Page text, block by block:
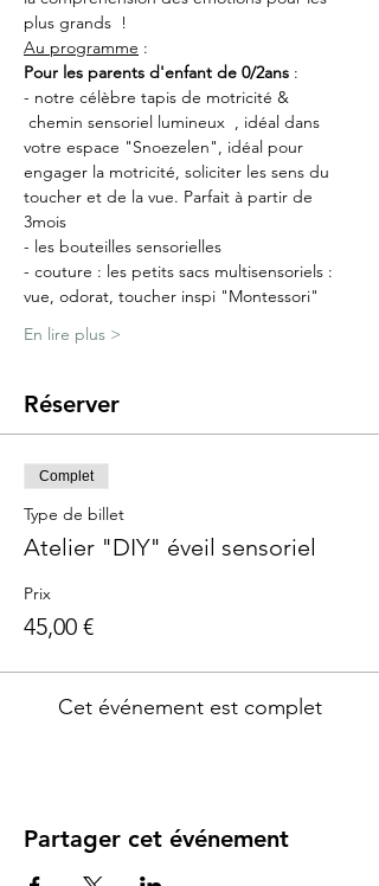
plus grands  !
Au programme :
Pour les parents d'enfant de 0/2ans :
- notre célèbre tapis de motricité &
chemin sensoriel lumineux  , idéal dans
votre espace "Snoezelen", idéal pour
engager la motricité, soliciter les sens du
toucher et de la vue. Parfait à partir de
3mois
- les bouteilles sensorielles
- couture : les petits sacs multisensoriels :
vue, odorat, toucher inspi "Montessori"
En lire plus >
Réserver
Complet
Type de billet
Atelier "DIY" éveil sensoriel
Prix
45,00 €
Cet événement est complet
Partager cet événement